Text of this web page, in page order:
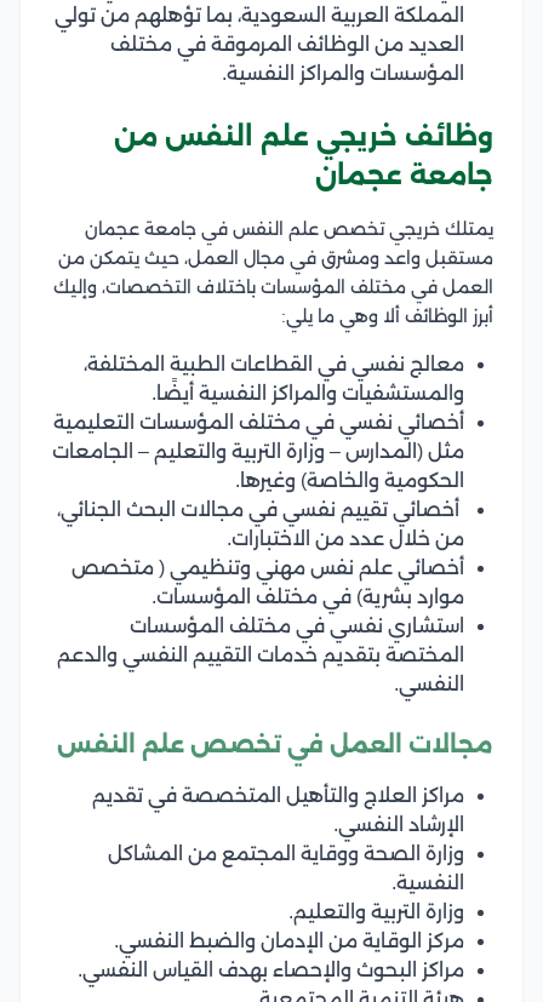
المملكة العربية السعودية، بما تؤهلهم من تولي
العديد من الوظائف المرموقة في مختلف
المؤسسات والمراكز النفسية.
وظائف خريجي علم النفس من
جامعة عجمان
يمتلك خريجي تخصص علم النفس في جامعة عجمان
مستقبل واعد ومشرق في مجال العمل، حيث يتمكن من
العمل في مختلف المؤسسات باختلاف التخصصات، وإليك
أبرز الوظائف ألا وهي ما يلي:
معالج نفسي في القطاعات الطبية المختلفة،
والمستشفيات والمراكز النفسية أيضًا.
أخصائي نفسي في مختلف المؤسسات التعليمية
مثل (المدارس – وزارة التربية والتعليم – الجامعات
الحكومية والخاصة) وغيرها.
أخصائي تقييم نفسي في مجالات البحث الجنائي،
من خلال عدد من الاختبارات.
أخصائي علم نفس مهني وتنظيمي ( متخصص
موارد بشرية) في مختلف المؤسسات.
استشاري نفسي في مختلف المؤسسات
المختصة بتقديم خدمات التقييم النفسي والدعم
النفسي.
مجالات العمل في تخصص علم النفس
مراكز العلاج والتأهيل المتخصصة في تقديم
الإرشاد النفسي.
وزارة الصحة ووقاية المجتمع من المشاكل
النفسية.
وزارة التربية والتعليم.
مركز الوقاية من الإدمان والضبط النفسي.
مراكز البحوث والإحصاء بهدف القياس النفسي.